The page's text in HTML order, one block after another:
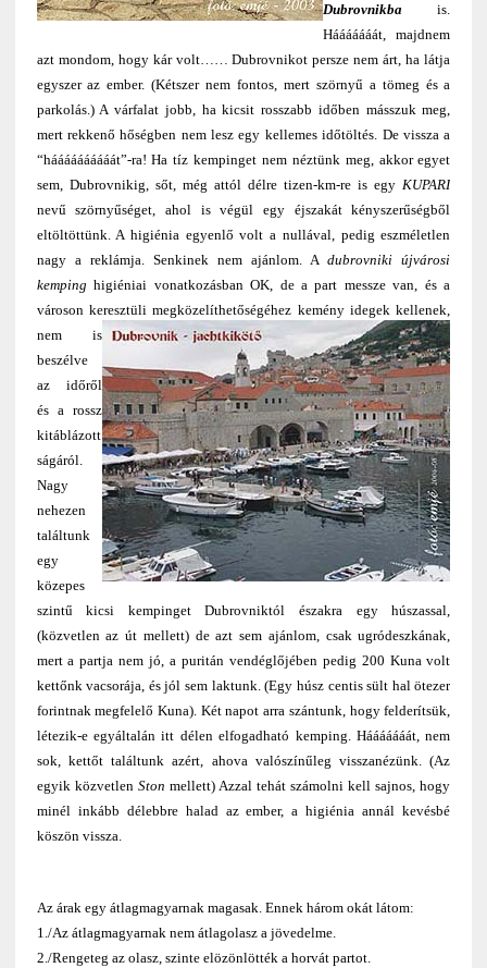
Dubrovnikbais.
Hááááááát, majdnem
azt mondom, hogy kár volt…… Dubrovnikot persze nem árt, ha látja
egyszer az ember. (Kétszer nem fontos, mert szörnyű a tömeg és a
parkolás.) A várfalat jobb, ha kicsit rosszabb időben másszuk meg,
mert rekkenő hőségben nem lesz egy kellemes időtöltés. De vissza a
“háááááááááát”-ra! Ha tíz kempinget nem néztünk meg, akkor egyet
sem, Dubrovnikig, sőt, még attól délre tizen-km-re is egyKUPARI
nevű szörnyűséget, ahol is végül egy éjszakát kényszerűségből
eltöltöttünk. A higiénia egyenlő volt a nullával, pedig eszméletlen
nagy a reklámja. Senkinek nem ajánlom. Adubrovniki újvárosi
kemping higiéniai vonatkozásban OK, de a part messze van, és a
városon keresztüli megközelíthetőségéhez kemény idegek kellenek,
nem is
beszélve
az időről
és a rossz
kitáblázott
ságáról.
Nagy
nehezen
találtunk
egy
közepes
szintű kicsi kempinget Dubrovniktól északra egy húszassal,
(közvetlen az út mellett) de azt sem ajánlom, csak ugródeszkának,
mert a partja nem jó, a puritán vendéglőjében pedig 200 Kuna volt
kettőnk vacsorája, és jól sem laktunk. (Egy húsz centis sült hal ötezer
forintnak megfelelő Kuna). Két napot arra szántunk, hogy felderítsük,
létezik-e egyáltalán itt délen elfogadható kemping. Hááááááát, nem
sok, kettőt találtunk azért, ahova valószínűleg visszanézünk. (Az
egyik közvetlen Ston mellett) Azzal tehát számolni kell sajnos, hogy
minél inkább délebbre halad az ember, a higiénia annál kevésbé
köszön vissza.
Az árak egy átlagmagyarnak magasak. Ennek három okát látom:
1./Az átlagmagyarnak nem átlagolasz a jövedelme.
2./Rengeteg az olasz, szinte elözönlötték a horvát partot.